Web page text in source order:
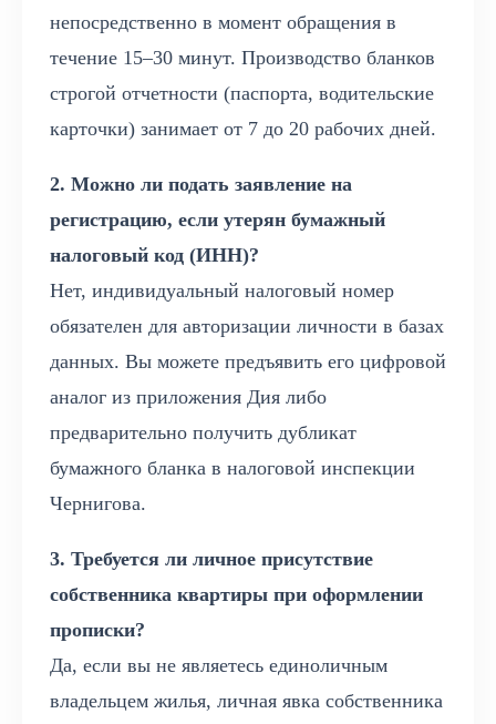
непосредственно в момент обращения в
течение 15–30 минут. Производство бланков
строгой отчетности (паспорта, водительские
карточки) занимает от 7 до 20 рабочих дней.
2. Можно ли подать заявление на
регистрацию, если утерян бумажный
налоговый код (ИНН)?
Нет, индивидуальный налоговый номер
обязателен для авторизации личности в базах
данных. Вы можете предъявить его цифровой
аналог из приложения Дия либо
предварительно получить дубликат
бумажного бланка в налоговой инспекции
Чернигова.
3. Требуется ли личное присутствие
собственника квартиры при оформлении
прописки?
Да, если вы не являетесь единоличным
владельцем жилья, личная явка собственника